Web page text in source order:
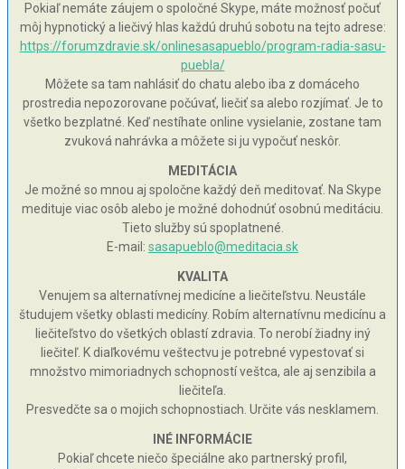
Pokiaľ nemáte záujem o spoločné Skype, máte možnosť počuť
môj hypnotický a liečivý hlas každú druhú sobotu na tejto adrese:
https://forumzdravie.sk/onlinesasapueblo/program-radia-sasu-
puebla/
Môžete sa tam nahlásiť do chatu alebo iba z domáceho
prostredia nepozorovane počúvať, liečiť sa alebo rozjímať. Je to
všetko bezplatné. Keď nestíhate online vysielanie, zostane tam
zvuková nahrávka a môžete si ju vypočuť neskôr.
MEDITÁCIA
Je možné so mnou aj spoločne každý deň meditovať. Na Skype
medituje viac osôb alebo je možné dohodnúť osobnú meditáciu.
Tieto služby sú spoplatnené.
E-mail: sasapueblo@meditacia.sk
KVALITA
Venujem sa alternatívnej medicíne a liečiteľstvu. Neustále
študujem všetky oblasti medicíny. Robím alternatívnu medicínu a
liečiteľstvo do všetkých oblastí zdravia. To nerobí žiadny iný
liečiteľ. K diaľkovému veštectvu je potrebné vypestovať si
množstvo mimoriadnych schopností veštca, ale aj senzibila a
liečiteľa.
Presvedčte sa o mojich schopnostiach. Určite vás nesklamem.
INÉ INFORMÁCIE
Pokiaľ chcete niečo špeciálne ako partnerský profil,